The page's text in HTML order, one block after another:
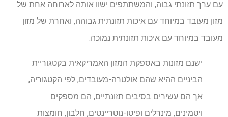
עם ערך תזונתי גבוה, והמשתתפים ישוו אותה לארוחה אחת של
מזון מעובד במיוחד עם איכות תזונתית גבוהה, ואחרת של מזון
מעובד במיוחד עם איכות תזונתית נמוכה.
ישנם מזונות באספקת המזון האמריקאית בקטגוריית
הביניים ההיא שהם אולטרה-מעובדים, לפי הקטגוריה,
אך הם עשירים בסיבים תזונתיים, הם מספקים
ויטמינים, מינרלים ופיטו-נוטריינטים, חלבון, חומצות